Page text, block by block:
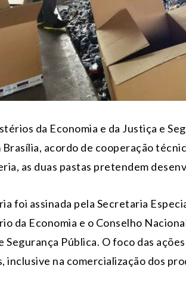
da Economia e da Justiça e
Brasília, acordo de cooperação
as duas pastas pretendem
foi assinada pela Secretaria
da Economia e o Conselho
Segurança Pública. O foco das
inclusive na comercialização dos